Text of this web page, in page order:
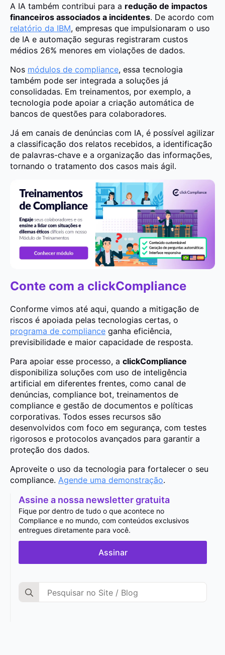
A IA também contribui para a redução de impactos
financeiros associados a incidentes. De acordo com
relatório da IBM, empresas que impulsionaram o uso
de IA e automação seguras registraram custos
médios 26% menores em violações de dados.
Nos módulos de compliance, essa tecnologia
também pode ser integrada a soluções já
consolidadas. Em treinamentos, por exemplo, a
tecnologia pode apoiar a criação automática de
bancos de questões para colaboradores.
Já em canais de denúncias com IA, é possível agilizar
a classificação dos relatos recebidos, a identificação
de palavras-chave e a organização das informações,
tornando o tratamento dos casos mais ágil.
Conte com a clickCompliance
Conforme vimos até aqui, quando a mitigação de
riscos é apoiada pelas tecnologias certas, o
programa de compliance ganha eficiência,
previsibilidade e maior capacidade de resposta.
Para apoiar esse processo, a clickCompliance
disponibiliza soluções com uso de inteligência
artificial em diferentes frentes, como canal de
denúncias, compliance bot, treinamentos de
compliance e gestão de documentos e políticas
corporativas. Todos esses recursos são
desenvolvidos com foco em segurança, com testes
rigorosos e protocolos avançados para garantir a
proteção dos dados.
Aproveite o uso da tecnologia para fortalecer o seu
compliance. Agende uma demonstração.
Assine a nossa newsletter gratuita
Fique por dentro de tudo o que acontece no
Compliance e no mundo, com conteúdos exclusivos
entregues diretamente para você.
Assinar
Search
for: